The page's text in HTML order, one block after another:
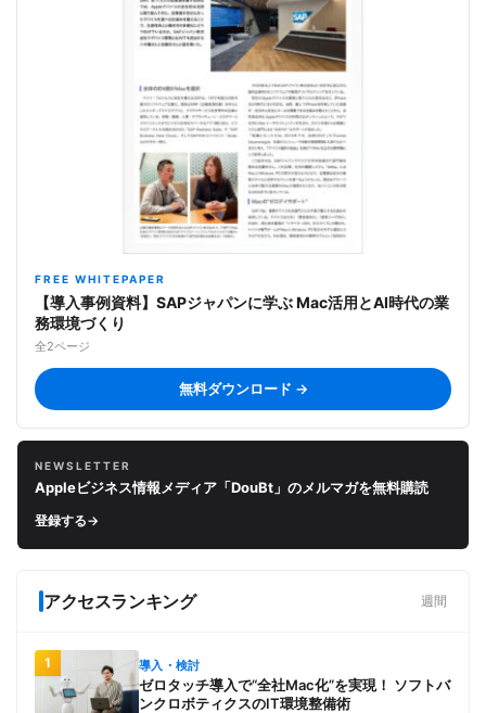
FREE WHITEPAPER
【導入事例資料】SAPジャパンに学ぶ Mac活用とAI時代の業
務環境づくり
全2ページ
無料ダウンロード →
NEWSLETTER
Appleビジネス情報メディア「DouBt」のメルマガを無料購読
登録する→
アクセスランキング 週間
1 導入・検討
ゼロタッチ導入で“全社Mac化”を実現！ ソフトバ
ンクロボティクスのIT環境整備術